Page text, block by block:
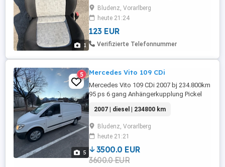
1
ähnlichem Bezug. Bitte melden Sie sich.
Bludenz, Vorarlberg
heute 21:24
123 EUR
Verifizierte Telefonnummer
5
5 Mercedes Vito 109 CDi
Mercedes Vito 109 CDi 2007 bj 234.800km
95 ps 6 gang Anhängerkupplung Pickel
2007 | diesel | 234800 km
Bludenz, Vorarlberg
heute 21:21
3500.0 EUR
3600.0 EUR